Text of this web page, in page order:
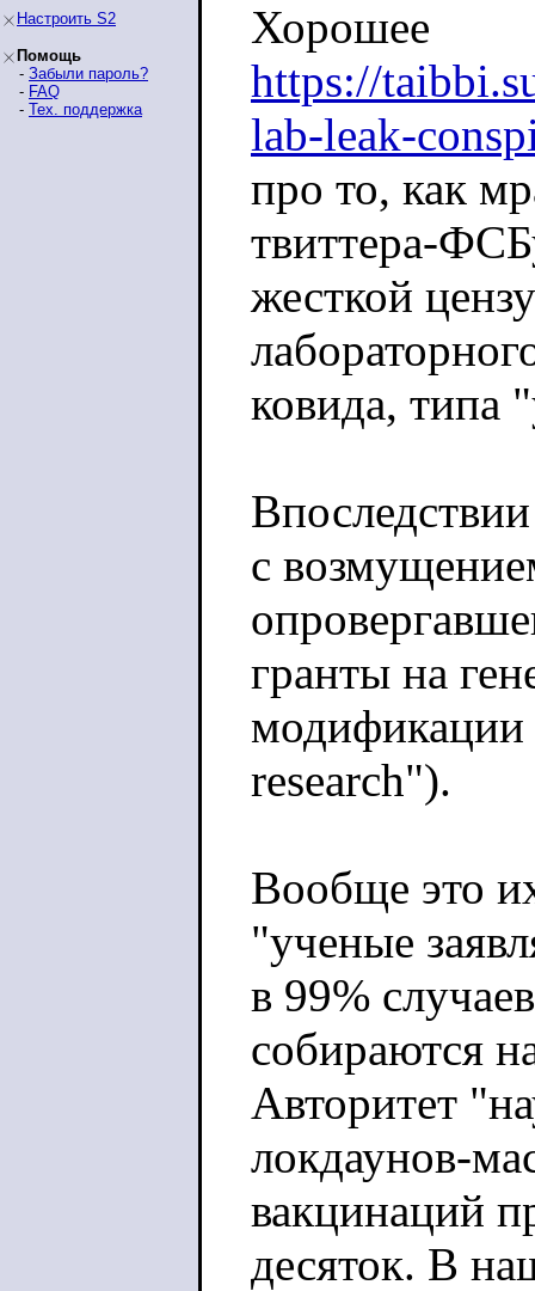
Настроить S2
Помощь
- Забыли пароль?
- FAQ
- Тех. поддержка
Хорошее
https://
lab-leak-
про то, как
твиттера-
жесткой
ковида, типа
с
гранты на
research").
Вообще это
"ученые
в 99%
собираются
Авторитет
локдаунов-
вакцинаций
десяток. В